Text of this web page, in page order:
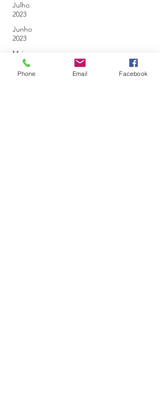
Julho
2023
Junho
2023
Maio
2023
Abril
Phone Email Facebook